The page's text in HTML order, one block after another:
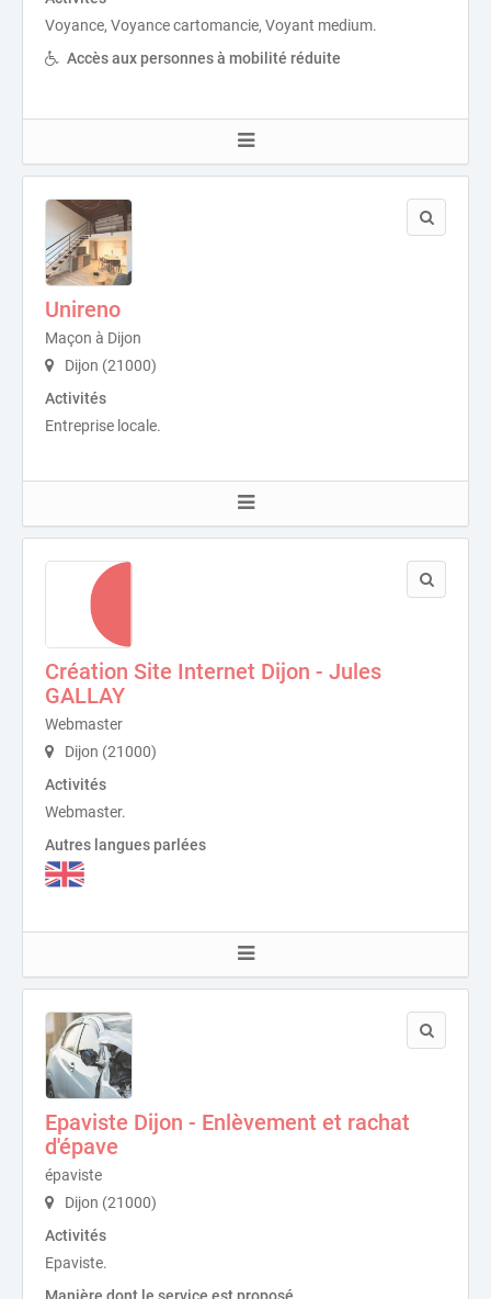
Voyance, Voyance cartomancie, Voyant medium.
Accès aux personnes à mobilité réduite
Unireno
Maçon à Dijon
Dijon (21000)
Activités
Entreprise locale.
Création Site Internet Dijon - Jules
GALLAY
Webmaster
Dijon (21000)
Activités
Webmaster.
Autres langues parlées
Epaviste Dijon - Enlèvement et rachat
d'épave
épaviste
Dijon (21000)
Activités
Epaviste.